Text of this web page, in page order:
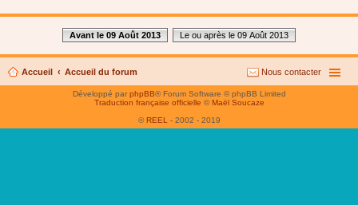
Avant le 09 Août 2013 Le ou après le 09 Août 2013
Accueil Accueil du forum Nous contacter
Développé parphpBB® Forum Software © phpBB Limited
Traduction française officielle © Maël Soucaze
© REEL - 2002 - 2019